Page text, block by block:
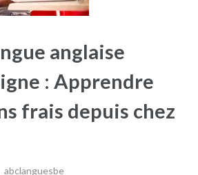
anglaise
: Apprendre
frais depuis chez
abclanguesbe